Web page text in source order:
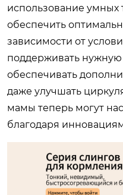
использование умных
обеспечить
зависимости от
поддерживать нужную
обеспечивать
даже улучшать
мамы теперь могут
благодаря